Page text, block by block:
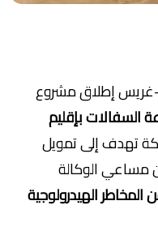
غريس إطلاق مشروع
السفالات بإقليم
تهدف إلى تمويل
مساعي الوكالة
الهيدرولوجية